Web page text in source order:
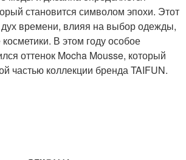
становится символом эпохи. Этот
дух времени, влияя на выбор одежды,
В этом году особое
оттенок Mocha Mousse, который
частью коллекции бренда TAIFUN.